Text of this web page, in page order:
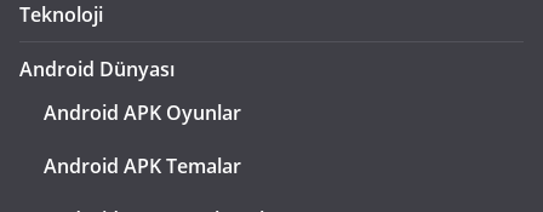
Teknoloji
Android Dünyası
Android APK Oyunlar
Android APK Temalar